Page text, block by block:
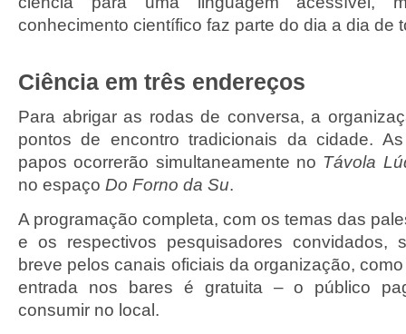
conhecimento científico faz parte do dia a dia de
Ciência em três endereços
Para abrigar as rodas de conversa, a
pontos de encontro tradicionais da cidade.
papos ocorrerão simultaneamente no Távola
no espaço Do Forno da Su.
A programação completa, com os temas das
e os respectivos pesquisadores convidados,
breve pelos canais oficiais da organização,
entrada nos bares é gratuita – o público
consumir no local.